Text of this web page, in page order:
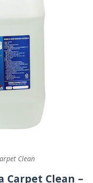
Clean
Carpet Clean –